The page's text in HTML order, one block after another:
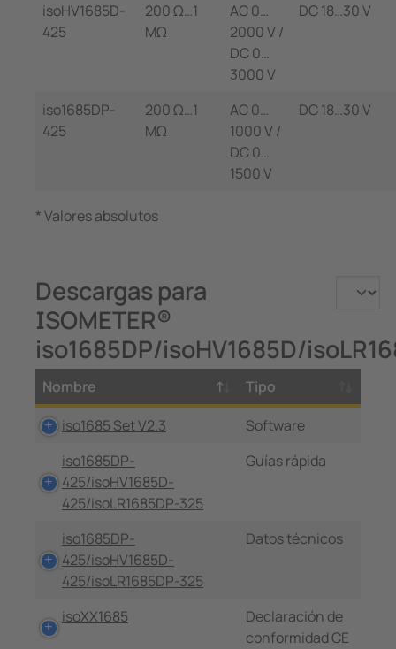
isoHV1685D-
425
200 Ω…1
MΩ
AC 0…
2000 V /
DC 0…
3000 V
DC 18…30 V
iso1685DP-
425
200 Ω…1
MΩ
AC 0…
1000 V /
DC 0…
1500 V
DC 18…30 V
* Valores absolutos
Descargas para
ISOMETER®
iso1685DP/isoHV1685D/
Nombre
Tipo
iso1685 Set V2.3
Software
iso1685DP-
425/isoHV1685D-
425/isoLR1685DP-325
Guías rápida
iso1685DP-
425/isoHV1685D-
425/isoLR1685DP-325
Datos técnicos
isoXX1685
Declaración de
conformidad CE